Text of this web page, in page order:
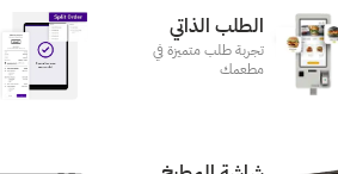
الطلب الذاتي
تجربة طلب متميزة في
مطعمك‎